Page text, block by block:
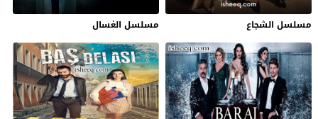
مسلسل الشجاع مسلسل الغسال